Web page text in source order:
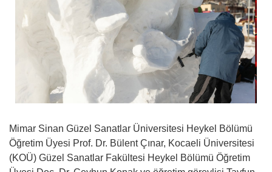
Mimar Sinan Güzel Sanatlar Üniversitesi Heykel Bölümü
Öğretim Üyesi Prof. Dr. Bülent Çınar, Kocaeli Üniversitesi
(KOÜ) Güzel Sanatlar Fakültesi Heykel Bölümü Öğretim